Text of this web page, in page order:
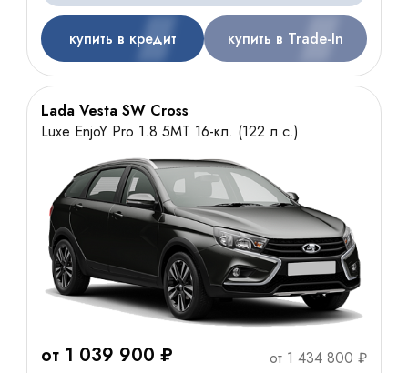
купить в кредит купить в Trade-In
Lada Vesta SW Cross
Luxe EnjoY Pro 1.8 5MT 16-кл. (122 л.с.)
от 1 039 900 ₽
от 1 434 800 ₽